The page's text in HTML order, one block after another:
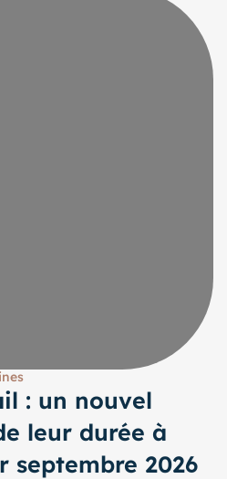
: un nouvel
leur durée à
septembre 2026